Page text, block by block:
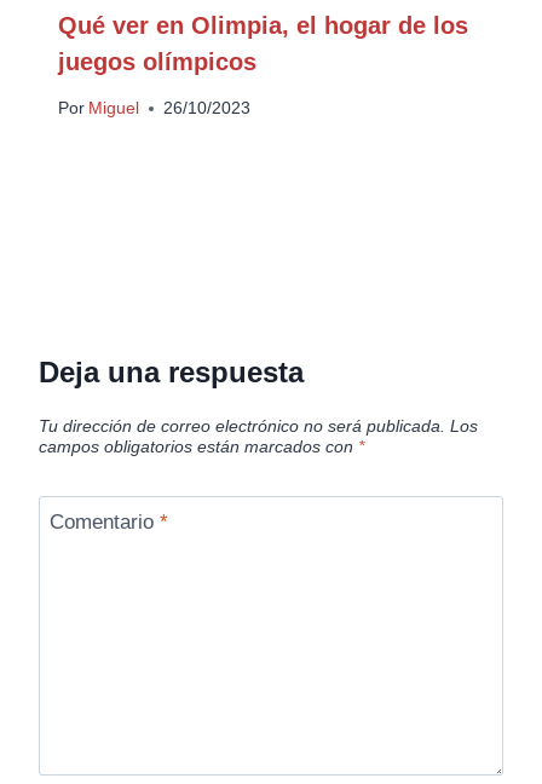
Qué ver en Olimpia, el hogar de los
juegos olímpicos
Por Miguel 26/10/2023
Deja una respuesta
Tu dirección de correo electrónico no será publicada. Los
campos obligatorios están marcados con *
Comentario *